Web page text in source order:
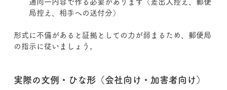
通同一内容で作る必要があります（差出人控え、郵便
局控え、相手への送付分）
形式に不備があると証拠としての力が弱まるため、郵便局
の指示に従いましょう。
実際の文例・ひな形（会社向け・加害者向け）